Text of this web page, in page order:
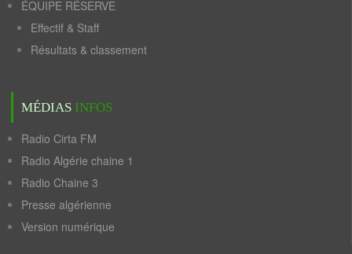
ÉQUIPE RÉSERVE
Effectif & Staff
Résultats & classement
MÉDIAS INFOS
Radio Cirta FM
Radio Algérie chaine 1
Radio Chaine 3
Presse algérienne
Version numérique